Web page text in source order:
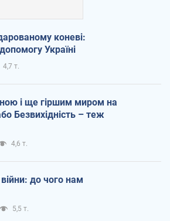
коневі:
Україні
4,7 т.
і ще гіршим миром на
Безвихідність – теж
4,6 т.
до чого нам
5,5 т.